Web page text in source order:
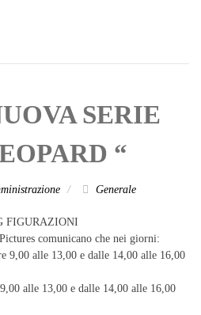
SERIE
“
Generale
FIGURAZIONI
comunicano che nei giorni:
9,00 alle 13,00 e dalle 14,00 alle 16,00
alle 13,00 e dalle 14,00 alle 16,00